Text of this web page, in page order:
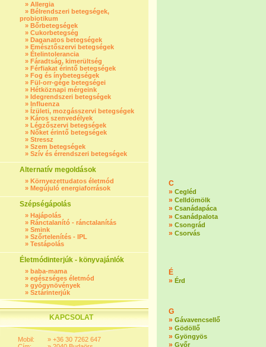
» Allergia
» Bélrendszeri betegségek,
probiotikum
» Bőrbetegségek
» Cukorbetegség
» Daganatos betegségek
» Emésztőszervi betegségek
» Ételintolerancia
» Fáradtság, kimerültség
» Férfiakat érintő betegségek
» Fog és ínybetegségek
» Fül-orr-gége betegségei
» Hétköznapi mérgeink
» Idegrendszeri betegségek
» Influenza
» Ízületi, mozgásszervi betegségek
» Káros szenvedélyek
» Légzőszervi betegségek
» Nőket érintő betegségek
» Stressz
» Szem betegségek
» Szív és érrendszeri betegségek
Alternatív megoldások
» Környezettudatos életmód
» Megújuló energiaforrások
Szépségápolás
» Hajápolás
» Ránctalanító - ránctalanítás
» Smink
» Szőrtelenítés - IPL
» Testápolás
Életmódinterjúk - könyvajánlók
» baba-mama
» egészséges életmód
» gyógynövények
» Sztárinterjúk
KAPCSOLAT
Mobil:
» +36 30 7262 647
C
» Cegléd
» Celldömölk
» Csanádapáca
» Csanádpalota
» Csongrád
» Csorvás
É
» Érd
G
» Gávavencsellő
» Gödöllő
» Gyöngyös
» Győr